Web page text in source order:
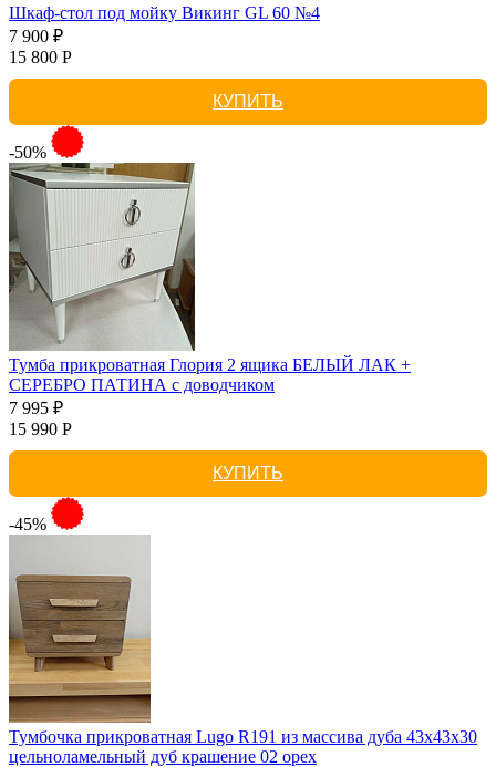
Шкаф-стол под мойку Викинг GL 60 №4
7 900 ₽
15 800 Р
КУПИТЬ
-50%
Тумба прикроватная Глория 2 ящика БЕЛЫЙ ЛАК +
СЕРЕБРО ПАТИНА с доводчиком
7 995 ₽
15 990 Р
КУПИТЬ
-45%
Тумбочка прикроватная Lugo R191 из массива дуба 43х43х30
цельноламельный дуб крашение 02 орех